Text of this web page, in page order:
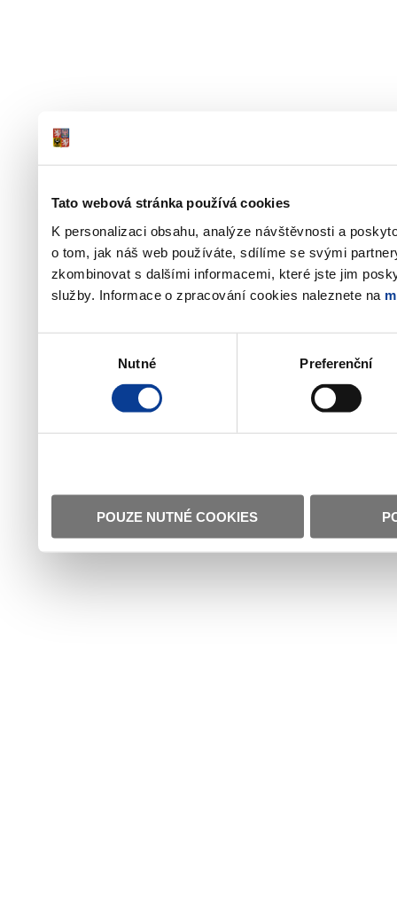
Tato webová stránka používá cookies
K personalizaci obsahu, analýze návštěvnosti a
o tom, jak náš web používáte, sdílíme se svými
zkombinovat s dalšími informacemi, které jste jim
služby. Informace o zpracování cookies naleznete na
Nutné Preferenční
POUZE NUTNÉ COOKIES